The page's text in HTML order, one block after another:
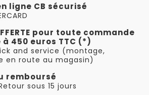
ligne CB sécurisé
pour toute commande
450 euros TTC (*)
and service (montage,
en route au magasin)
remboursé
sous 15 jours